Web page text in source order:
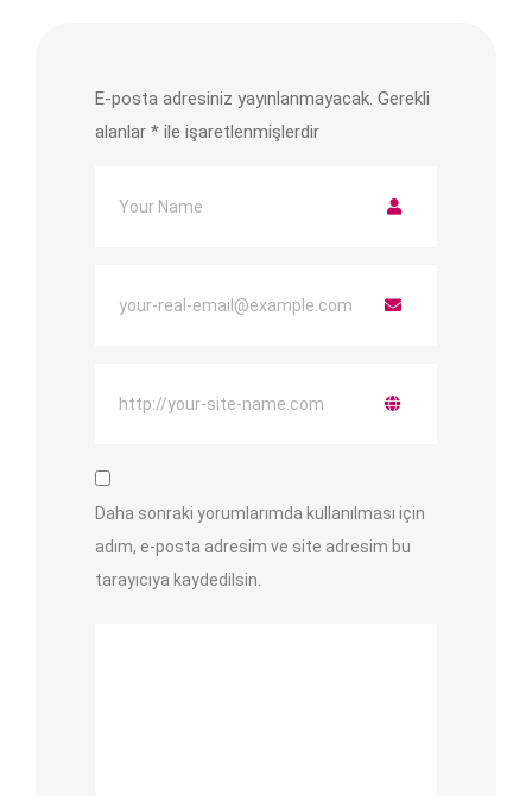
E-posta adresiniz yayınlanmayacak. Gerekli
alanlar * ile işaretlenmişlerdir
Daha sonraki yorumlarımda kullanılması için
adım, e-posta adresim ve site adresim bu
tarayıcıya kaydedilsin.